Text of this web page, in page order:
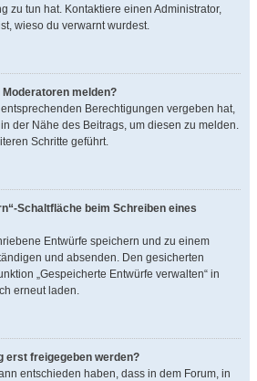
zu tun hat. Kontaktiere einen Administrator,
wieso du verwarnt wurdest.
melden?
Berechtigungen vergeben hat,
der Nähe des Beitrags, um diesen zu melden.
Schritte geführt.
Schaltfläche beim Schreiben eines
Entwürfe speichern und zu einem
und absenden. Den gesicherten
„Gespeicherte Entwürfe verwalten“ in
erneut laden.
erst freigegeben werden?
entschieden haben, dass in dem Forum, in